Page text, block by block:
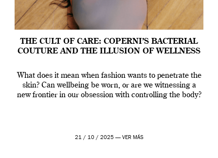
THE CULT OF CARE: COPERNI’S BACTERIAL
COUTURE AND THE ILLUSION OF WELLNESS
What does it mean when fashion wants to penetrate the
skin? Can wellbeing be worn, or are we witnessing a
new frontier in our obsession with controlling the body?
21 / 10 / 2025 — VER MÁS